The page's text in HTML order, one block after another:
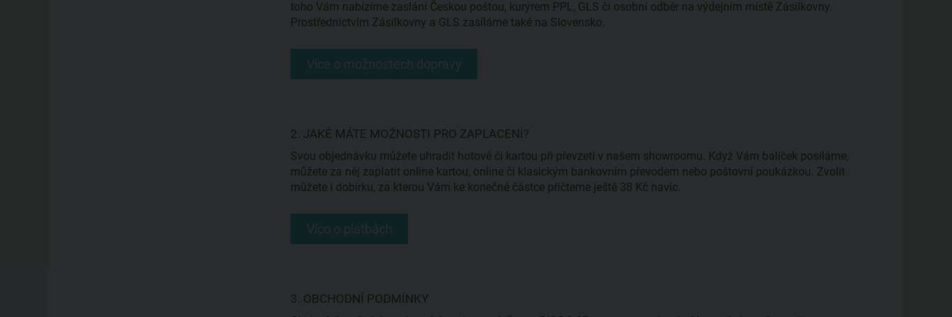
toho Vám nabízíme zaslání Českou poštou, kurýrem PPL, GLS či osobní odběr na výdejním místě Zásilkovny.
Prostřednictvím Zásilkovny a GLS zasíláme také na Slovensko.
Více o možnostech dopravy
2. JAKÉ MÁTE MOŽNOSTI PRO ZAPLACENÍ?
Svou objednávku můžete uhradit hotově či kartou při převzetí v našem showroomu. Když Vám balíček posíláme,
můžete za něj zaplatit online kartou, online či klasickým bankovním převodem nebo poštovní poukázkou. Zvolit
můžete i dobírku, za kterou Vám ke konečné částce přičteme ještě 38 Kč navíc.
Víco o platbách
3. OBCHODNÍ PODMÍNKY